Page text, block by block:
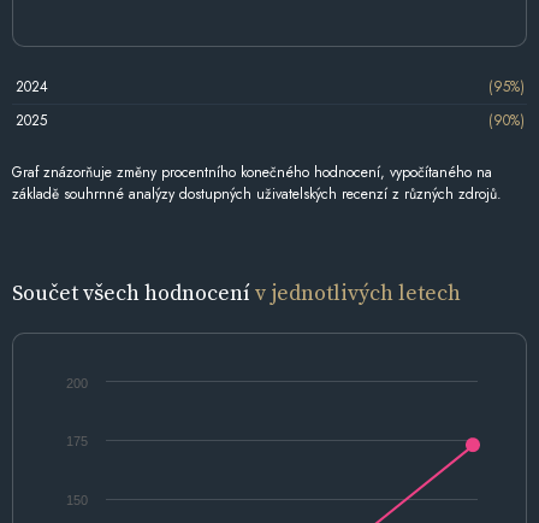
2024
(95%)
2025
(90%)
Graf znázorňuje změny procentního konečného hodnocení, vypočítaného na
základě souhrnné analýzy dostupných uživatelských recenzí z různých zdrojů.
Součet všech hodnocenív jednotlivých letech
150
175
200